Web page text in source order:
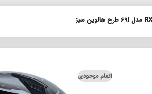
اتمام موجودی